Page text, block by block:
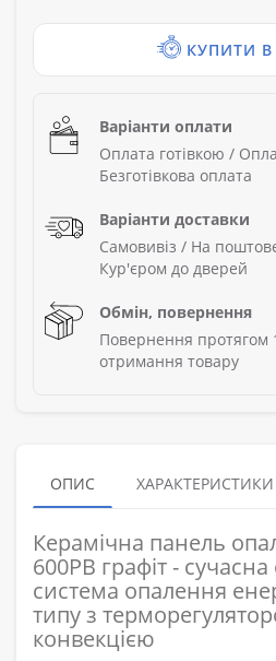
КУПИТИ В
Варіанти оплати
Оплата готівкою /
Безготівкова оплата
Варіанти доставки
Самовивіз / На
Кур'єром до дверей
Обмін, повернення
Повернення протягом
отримання товару
ОПИС ХАРАКТЕРИСТИКИ
Керамічна панель
600PB графіт -
система опалення
типу з
конвекцією